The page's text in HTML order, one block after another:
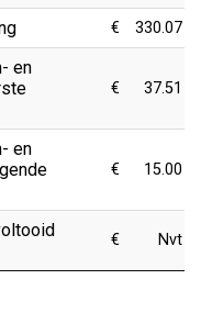
€ 330.07
en
€ 37.51
en
€ 15.00
€ Nvt